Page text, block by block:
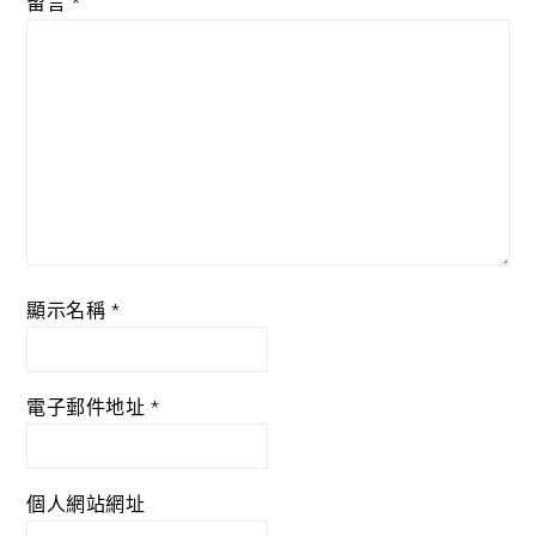
顯示名稱 *
電子郵件地址 *
個人網站網址